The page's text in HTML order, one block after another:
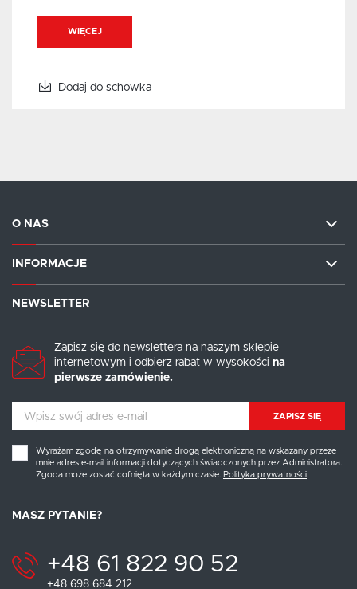
WIĘCEJ
Dodaj do schowka
O NAS
INFORMACJE
NEWSLETTER
Zapisz się do newslettera na naszym sklepie
internetowym i odbierz rabat w wysokości na
pierwsze zamówienie.
ZAPISZ SIĘ
Wyrażam zgodę na otrzymywanie drogą elektroniczną na wskazany przeze
mnie adres e-mail informacji dotyczących świadczonych przez Administratora.
Zgoda może zostać cofnięta w każdym czasie. Polityka prywatności
MASZ PYTANIE?
+48 61 822 90 52
+48 698 684 212